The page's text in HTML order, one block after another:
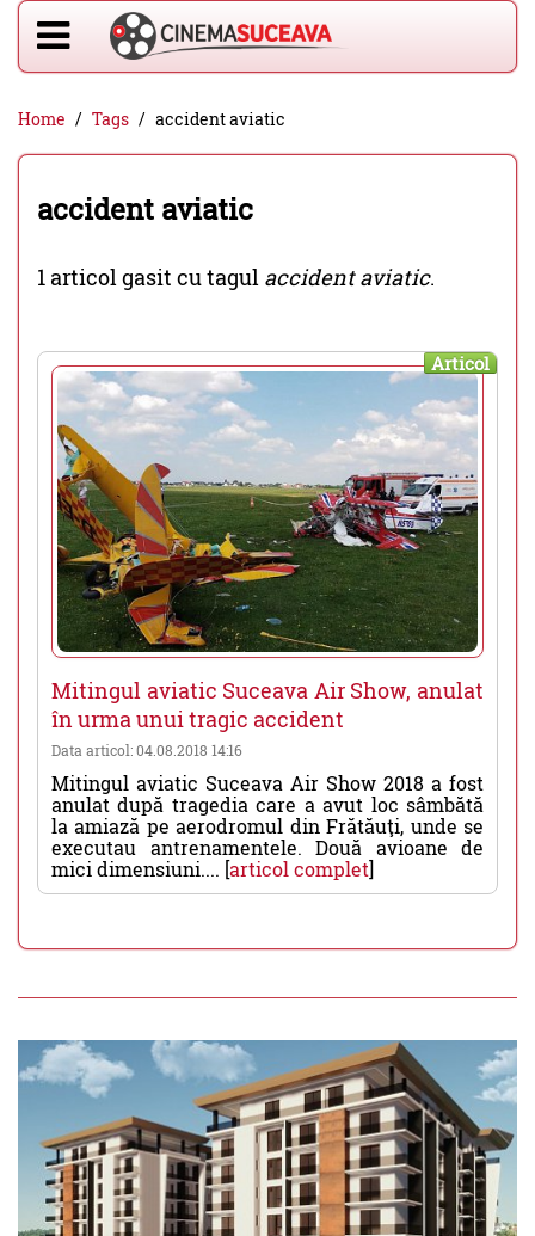
Home Tags accident aviatic
accident aviatic
1 articol gasit cu tagul accident aviatic.
Articol
Mitingul aviatic Suceava Air Show, anulat
în urma unui tragic accident
Data articol: 04.08.2018 14:16
Mitingul aviatic Suceava Air Show 2018 a fost
anulat după tragedia care a avut loc sâmbătă
la amiază pe aerodromul din Frătăuţi, unde se
executau antrenamentele. Două avioane de
mici dimensiuni.... [articol complet]